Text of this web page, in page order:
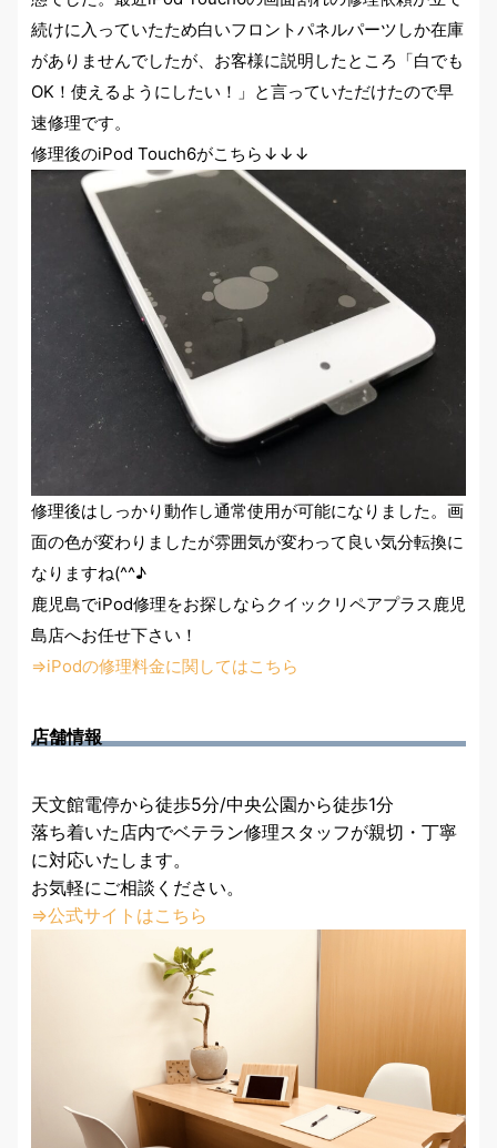
続けに入っていたため白いフロントパネルパーツしか在庫
がありませんでしたが、お客様に説明したところ 「白でも
OK！使えるようにしたい！」 と言っていただけたので早
速修理です。
修理後のiPod Touch6がこちら↓↓↓
修理後はしっかり動作し通常使用が可能になりました。画
面の色が変わりましたが雰囲気が変わって良い気分転換に
なりますね(^^♪
鹿児島でiPod修理をお探しならクイックリペアプラス鹿児
島店へお任せ下さい！
⇒iPodの修理料金に関してはこちら
店舗情報
天文館電停から徒歩5分/中央公園から徒歩1分
落ち着いた店内でベテラン修理スタッフが親切・丁寧
に対応いたします。
お気軽にご相談ください。
⇒公式サイトはこちら